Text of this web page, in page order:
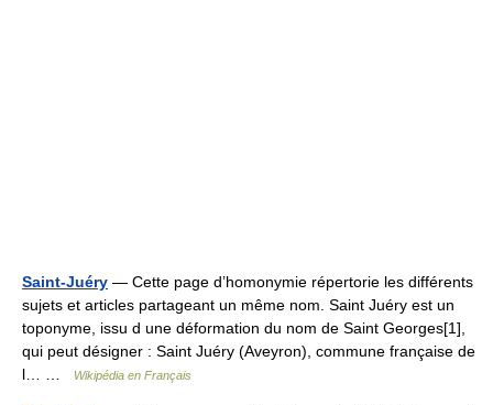
Saint-Juéry — Cette page d’homonymie répertorie les différents
sujets et articles partageant un même nom. Saint Juéry est un
toponyme, issu d une déformation du nom de Saint Georges[1],
qui peut désigner : Saint Juéry (Aveyron), commune française de
l… …
Wikipédia en Français